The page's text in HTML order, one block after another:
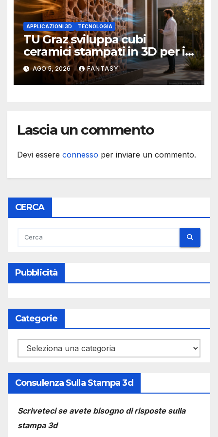
APPLICAZIONI 3D TECNOLOGIA
TU Graz sviluppa cubi
ceramici stampati in 3D per il
raffrescamento evaporativo
AGO 5, 2026 FANTASY
Lascia un commento
Devi essere connesso per inviare un commento.
CERCA
Pubblicità
Categorie
Categorie
Consulenza Sulla Stampa 3d
Scriveteci se avete bisogno di risposte sulla
stampa 3d